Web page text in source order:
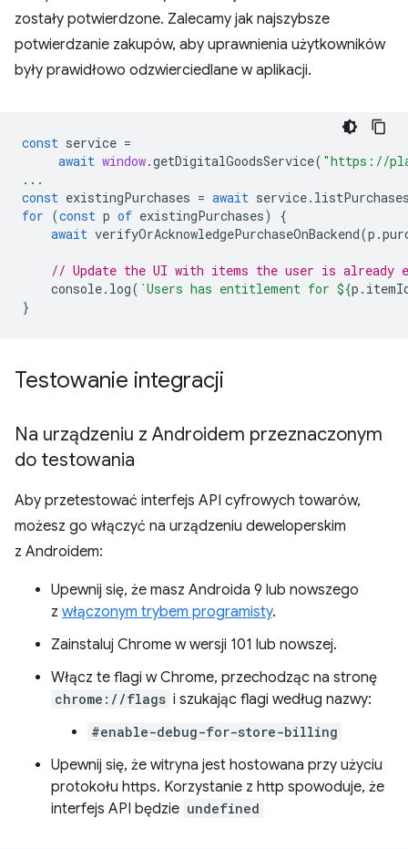
zostały potwierdzone. Zalecamy jak najszybsze
potwierdzanie zakupów, aby uprawnienia użytkowników
były prawidłowo odzwierciedlane w aplikacji.
const service =
await window.getDigitalGoodsService( "https://
...
const existingPurchases = await service.
for (const p of existingPurchases)
{
await verifyOrAcknowledgePurchaseOnBackend(p .
// Update the UI with items the user is
console. log( `Users has entitlement for ${p .
}
Testowanie integracji
Na urządzeniu z Androidem przeznaczonym
do testowania
Aby przetestować interfejs API cyfrowych towarów,
możesz go włączyć na urządzeniu deweloperskim
z Androidem:
Upewnij się, że masz Androida 9 lub nowszego
z włączonym trybem programisty.
Zainstaluj Chrome w wersji 101 lub nowszej.
Włącz te flagi w Chrome, przechodząc na stronę
chrome://flags i szukając flagi według nazwy:
#enable-debug-for-store-billing
Upewnij się, że witryna jest hostowana przy użyciu
protokołu https. Korzystanie z http spowoduje, że
interfejs API będzie undefined